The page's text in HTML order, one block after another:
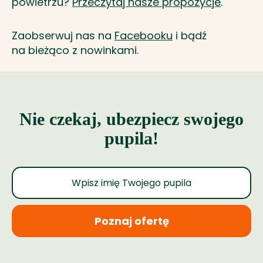
Zaobserwuj nas na Facebooku i bądź
na bieżąco z nowinkami.
Nie czekaj, ubezpiecz swojego
pupila!
Poznaj ofertę